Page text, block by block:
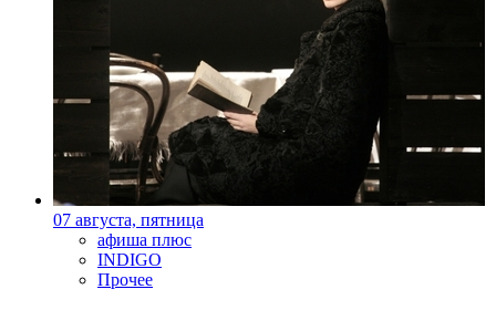
07 августа, пятница
афиша плюс
INDIGO
Прочее